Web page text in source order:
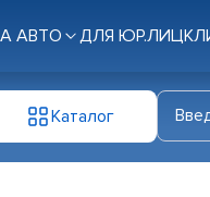
АВТО ДЛЯ ЮР.ЛИЦ
Каталог